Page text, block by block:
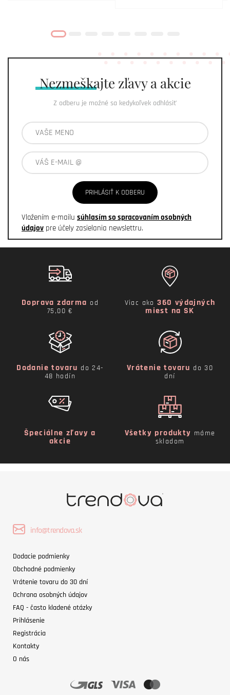
Nezmeškajte zľavy a akcie
Z odberu je možné sa kedykoľvek odhlásiť
PRIHLÁSIŤ K ODBERU
Vložením e-mailu súhlasím so spracovaním osobných
údajov pre účely zasielania newslettru.
Doprava zdarma od
75,00 €
Viac ako360 výdajných
miest na SK
Dodanie tovaru do 24-
48 hodín
Vrátenie tovaru do 30
dní
Špeciálne zľavy a
akcie
Všetky produkty máme
skladom
info@trendova.sk
Dodacie podmienky
Obchodné podmienky
Vrátenie tovaru do 30 dní
Ochrana osobných údajov
FAQ - často kladené otázky
Prihlásenie
Registrácia
Kontakty
O nás